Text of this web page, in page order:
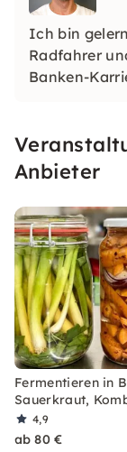
Ich bin
Radfahrer
Banken-
Leidenschaft
Anbieter
Fermentieren in
Sauerkraut,
4,9
ab 80 €